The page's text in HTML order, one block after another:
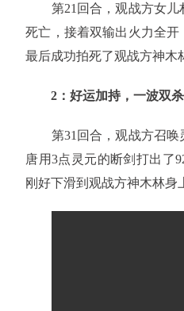
第21回合，观战方女儿
死亡，接着双输出火力全
最后成功拍死了观战方神木
2：好运加持，一波双杀
第31回合，观战方召唤
唐用3点灵元的断剑打出了
刚好下滑到观战方神木林身